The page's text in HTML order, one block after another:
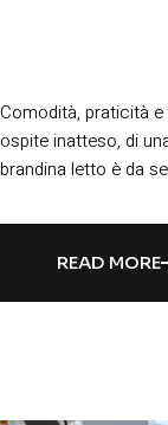
Comodità, praticità
ospite inatteso, di
brandina letto è da
READ MORE